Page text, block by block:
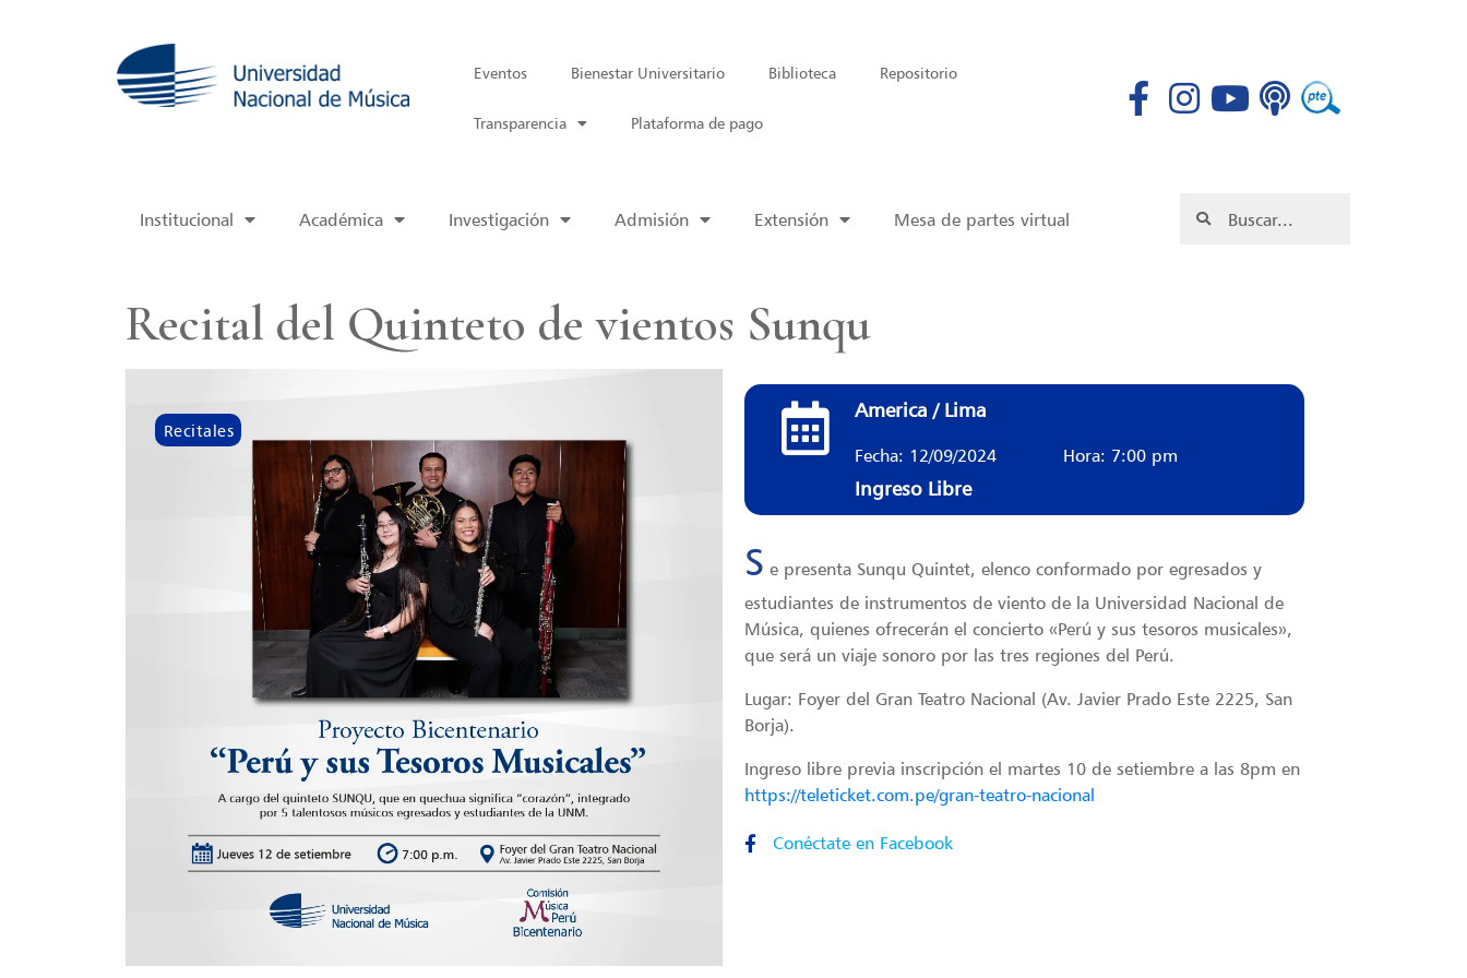
Eventos Bienestar Universitario Biblioteca Repositorio
Transparencia Plataforma de pago
Institucional Académica Investigación Admisión Extensión Mesa de partes virtual
Recital del Quinteto de vientos Sunqu
Recitales
America / Lima
Fecha: 12/09/2024 Hora: 7:00 pm
Ingreso Libre
S e presenta Sunqu Quintet, elenco conformado por egresados y
estudiantes de instrumentos de viento de la Universidad Nacional de
Música, quienes ofrecerán el concierto «Perú y sus tesoros musicales»,
que será un viaje sonoro por las tres regiones del Perú.
Lugar: Foyer del Gran Teatro Nacional (Av. Javier Prado Este 2225, San
Borja).
Ingreso libre previa inscripción el martes 10 de setiembre a las 8pm en
https://teleticket.com.pe/gran-teatro-nacional
Conéctate en Facebook